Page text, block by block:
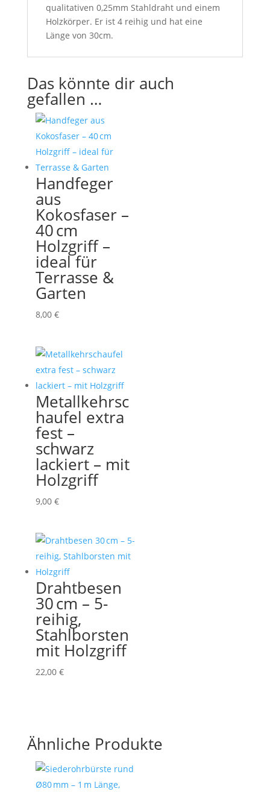
qualitativen 0,25mm Stahldraht und einem
Holzkörper. Er ist 4 reihig und hat eine
Länge von 30cm.
Das könnte dir auch
gefallen …
Handfeger
aus
Kokosfaser –
40 cm
Holzgriff –
ideal für
Terrasse &
Garten
8,00 €
Metallkehrsc
haufel extra
fest –
schwarz
lackiert – mit
Holzgriff
9,00 €
Drahtbesen
30 cm – 5-
reihig,
Stahlborsten
mit Holzgriff
22,00 €
Ähnliche Produkte